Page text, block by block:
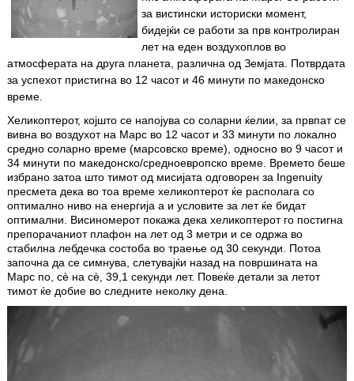
за вистински историски момент,
бидејќи се работи за прв контролиран
лет на еден воздухоплов во
атмосферата на друга планета, различна од Земјата. Потврдата
за успехот пристигна во 12 часот и 46 минути по македонско
време.
Хеликоптерот, којшто се напојува со соларни ќелии, за првпат се
вивна во воздухот на Марс во 12 часот и 33 минути по локално
средно соларно време (марсовско време), односно во 9 часот и
34 минути по македонско/средноевропско време. Времето беше
избрано затоа што тимот од мисијата одговорен за Ingenuity
пресмета дека во тоа време хеликоптерот ќе располага со
оптимално ниво на енергија а и условите за лет ќе бидат
оптимални. Висиномерот покажа дека хеликоптерот го постигна
препорачаниот плафон на лет од 3 метри и се одржа во
стабилна лебдечка состоба во траење од 30 секунди. Потоа
започна да се симнува, слетувајќи назад на површината на
Марс по, сè на сè, 39,1 секунди лет. Повеќе детали за летот
тимот ќе добие во следните неколку дена.